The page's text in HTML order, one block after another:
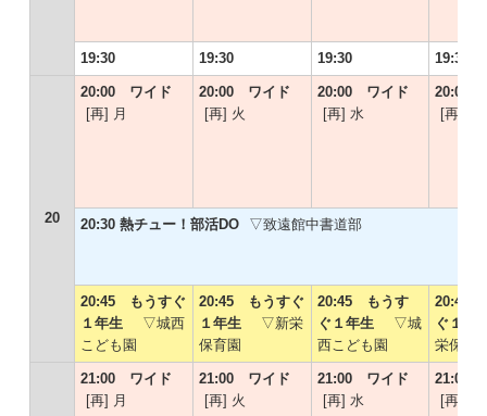
19:30 19:30 19:30 19:30
20
20:00 ワイド
[再] 月
20:00 ワイド
[再] 火
20:00 ワイド
[再] 水
20:00
[再] 木
20:30 熱チュー！部活DO ▽致遠館中書道部
20:45 もうすぐ
１年生
▽城西
こども園
20:45 もうすぐ
１年生
▽新栄
保育園
20:45 もうす
ぐ１年生
▽城
西こども園
20:45
ぐ１
栄保育
21:00 ワイド
[再] 月
21:00 ワイド
[再] 火
21:00 ワイド
[再] 水
21:00
[再] 木